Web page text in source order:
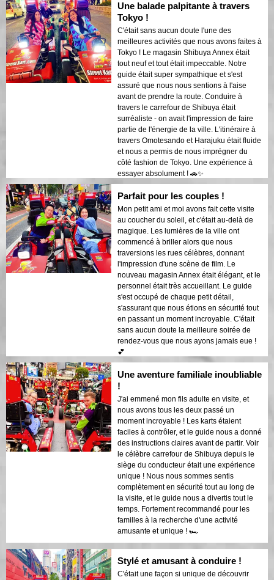
Une balade palpitante à travers
Tokyo !
C'était sans aucun doute l'une des
meilleures activités que nous avons faites à
Tokyo ! Le magasin Shibuya Annex était
tout neuf et tout était impeccable. Notre
guide était super sympathique et s'est
assuré que nous nous sentions à l'aise
avant de prendre la route. Conduire à
travers le carrefour de Shibuya était
surréaliste - on avait l'impression de faire
partie de l'énergie de la ville. L'itinéraire à
travers Omotesando et Harajuku était fluide
et nous a permis de nous imprégner du
côté fashion de Tokyo. Une expérience à
essayer absolument ! 🚗✨
Parfait pour les couples !
Mon petit ami et moi avons fait cette visite
au coucher du soleil, et c'était au-delà de
magique. Les lumières de la ville ont
commencé à briller alors que nous
traversions les rues célèbres, donnant
l'impression d'une scène de film. Le
nouveau magasin Annex était élégant, et le
personnel était très accueillant. Le guide
s'est occupé de chaque petit détail,
s'assurant que nous étions en sécurité tout
en passant un moment incroyable. C'était
sans aucun doute la meilleure soirée de
rendez-vous que nous ayons jamais eue !
💕
Une aventure familiale inoubliable
!
J'ai emmené mon fils adulte en visite, et
nous avons tous les deux passé un
moment incroyable ! Les karts étaient
faciles à contrôler, et le guide nous a donné
des instructions claires avant de partir. Voir
le célèbre carrefour de Shibuya depuis le
siège du conducteur était une expérience
unique ! Nous nous sommes sentis
complètement en sécurité tout au long de
la visite, et le guide nous a divertis tout le
temps. Fortement recommandé pour les
familles à la recherche d'une activité
amusante et unique ! 🏎️
Stylé et amusant à conduire !
C'était une façon si unique de découvrir